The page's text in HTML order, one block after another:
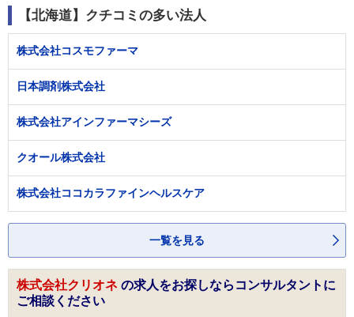
【北海道】クチコミの多い法人
株式会社コスモファーマ
日本調剤株式会社
株式会社アインファーマシーズ
クオール株式会社
株式会社ココカラファインヘルスケア
一覧を見る
株式会社クリオネ の求人をお探しならコンサルタントに
ご相談ください